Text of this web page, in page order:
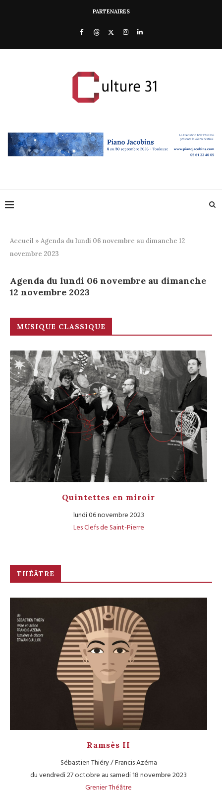
PARTENAIRES
Accueil » Agenda du lundi 06 novembre au dimanche 12
novembre 2023
Agenda du lundi 06 novembre au dimanche
12 novembre 2023
MUSIQUE CLASSIQUE
Quintettes en miroir
lundi 06 novembre 2023
Les Clefs de Saint-Pierre
THÉÂTRE
Ramsès II
Sébastien Thiéry / Francis Azéma
du vendredi 27 octobre au samedi 18 novembre 2023
Grenier Théâtre